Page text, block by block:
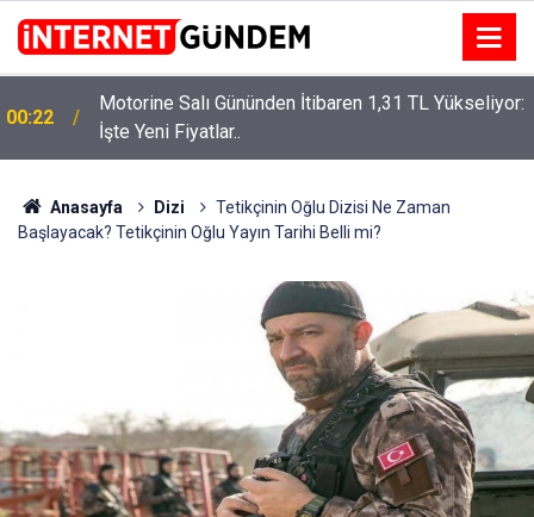
İşte Yeni Fiyatlar..
15:58
Neşet Ertaş’a “Bozkırın Tezenesi” Lakabını Kim
Verdi? Beyaz’la Joker Sorusunun Cevabı Merak
Edildi
Anasayfa Dizi
Tetikçinin Oğlu Dizisi Ne Zaman
Başlayacak? Tetikçinin Oğlu Yayın Tarihi Belli mi?